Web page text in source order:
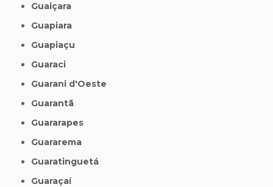
Guaiçara
Guapiara
Guapiaçu
Guaraci
Guarani d'Oeste
Guarantã
Guararapes
Guararema
Guaratinguetá
Guaraçaí